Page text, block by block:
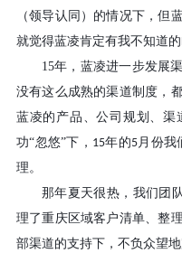
（领导认同）的情况下，但
就觉得蓝凌肯定有我不知道的
15年，蓝凌进一步发展
没有这么成熟的渠道制度，
蓝凌的产品、公司规划、渠
功“忽悠”下， 15年的5月份我
理。
那年夏天很热，我们团
理了重庆区域客户清单、整
部渠道的支持下，不负众望